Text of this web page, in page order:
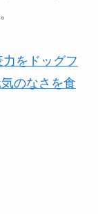
力をドッグフ
のなさを食